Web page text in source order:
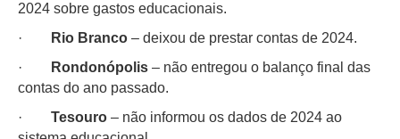
2024 sobre gastos educacionais.
·
Rio Branco – deixou de prestar contas de 2024.
·
Rondonópolis – não entregou o balanço final das
contas do ano passado.
· Tesouro – não informou os dados de 2024 ao